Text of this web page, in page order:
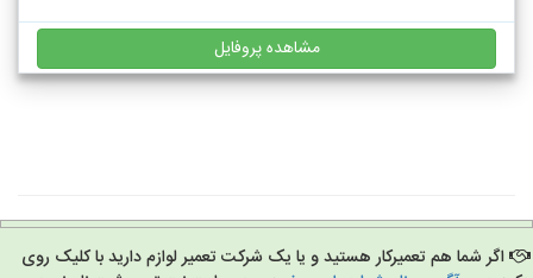
مشاهده پروفایل
اگر شما هم تعمیرکار هستید و یا یک شرکت تعمیر لوازم دارید با کلیک روی